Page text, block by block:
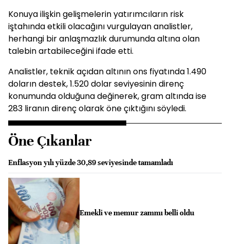
Konuya ilişkin gelişmelerin yatırımcıların risk
iştahında etkili olacağını vurgulayan analistler,
herhangi bir anlaşmazlık durumunda altına olan
talebin artabileceğini ifade etti.
Analistler, teknik açıdan altının ons fiyatında 1.490
doların destek, 1.520 dolar seviyesinin direnç
konumunda olduğuna değinerek, gram altında ise
283 liranın direnç olarak öne çıktığını söyledi.
Öne Çıkanlar
Enflasyon yılı yüzde 30,89 seviyesinde tamamladı
Emekli ve memur zammı belli oldu